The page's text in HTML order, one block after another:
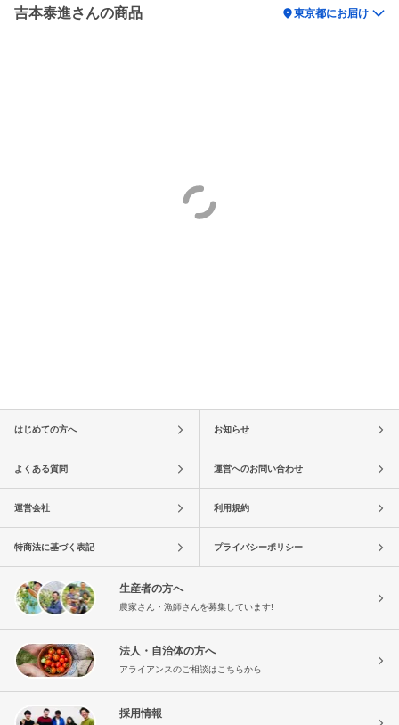
吉本泰進さんの商品 location_on東京都にお届け
はじめての方へ お知らせ
よくある質問 運営へのお問い合わせ
運営会社 利用規約
特商法に基づく表記 プライバシーポリシー
生産者の方へ
農家さん・漁師さんを募集しています!
法人・自治体の方へ
アライアンスのご相談はこちらから
採用情報